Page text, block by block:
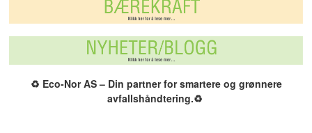
♻️ Eco-Nor AS – Din partner for smartere og grønnere
avfallshåndtering.♻️